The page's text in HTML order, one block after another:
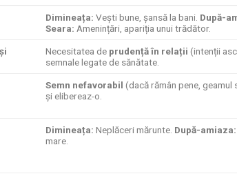
Dimineața: Vești bune, șansă la bani. După-
Seara: Amenințări, apariția unui trădător.
Necesitatea de prudență în relații (intenții
semnale legate de sănătate.
Semn nefavorabil (dacă rămân pene, geamul
și elibereaz-o.
Dimineața: Neplăceri mărunte. După-amiaza:
mare.